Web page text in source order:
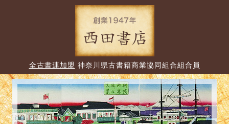
全古書連加盟 神奈川県古書籍商業協同組合組合員